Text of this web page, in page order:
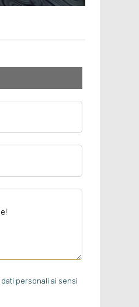
personali ai sensi